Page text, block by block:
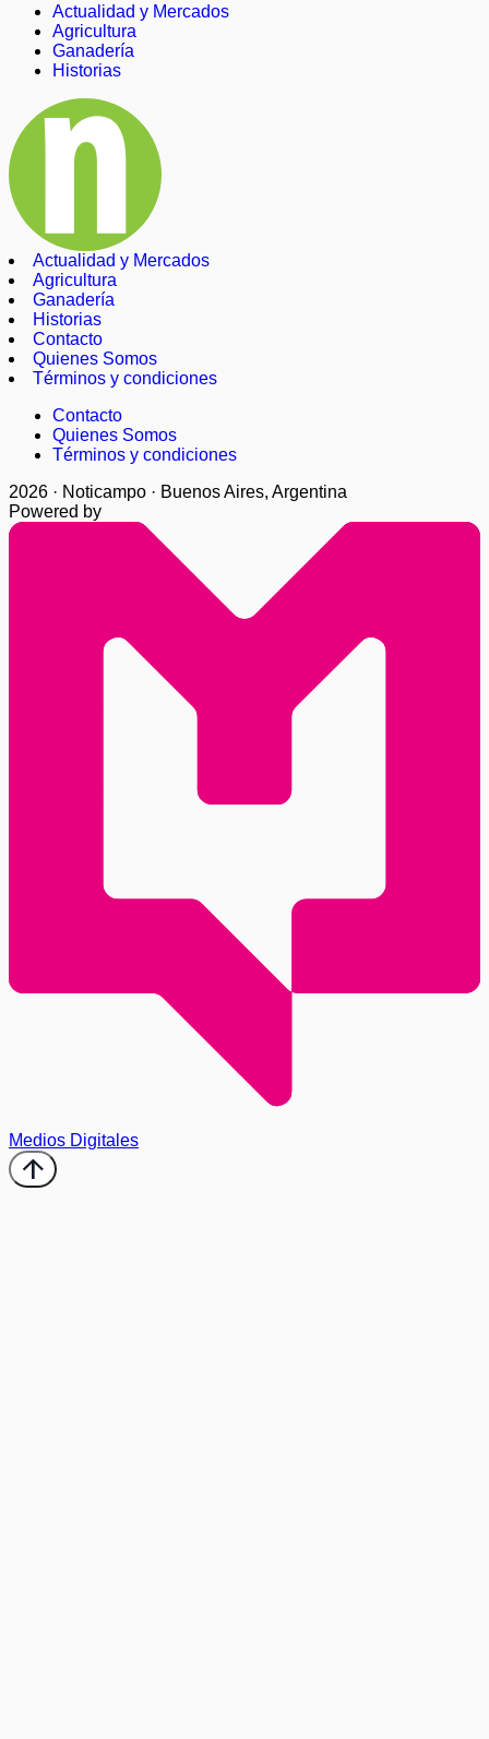
Actualidad y Mercados
Agricultura
Ganadería
Historias
Actualidad y Mercados
Agricultura
Ganadería
Historias
Contacto
Quienes Somos
Términos y condiciones
Contacto
Quienes Somos
Términos y condiciones
2026 · Noticampo · Buenos Aires, Argentina
Powered by
Medios Digitales
arrow_upward